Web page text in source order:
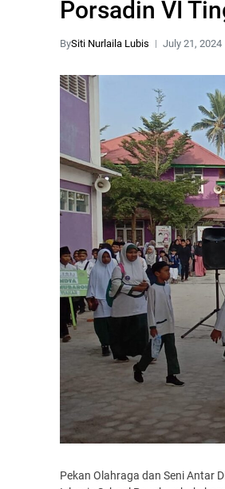
Porsadin VI
BySiti Nurlaila Lubis July 21, 2024
Pekan Olahraga dan Seni Antar